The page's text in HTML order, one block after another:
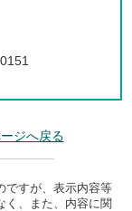
ージへ戻る
ですが、表示内容等
く、また、内容に関